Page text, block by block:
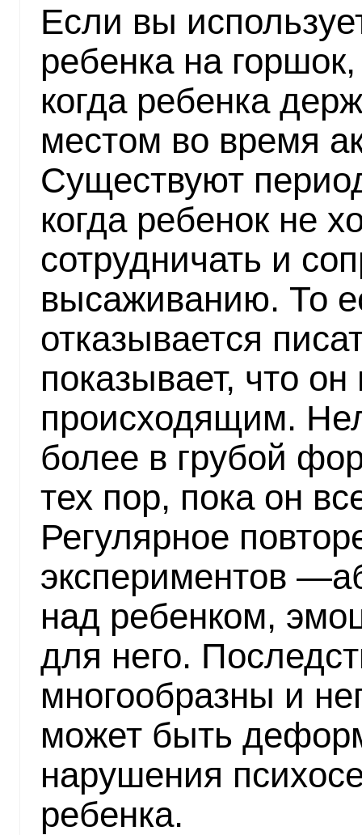
Если вы
ребенка на
когда ребенка
местом во время
Существуют
когда ребенок не
сотрудничать и
высаживанию. То
отказывается
показывает, что
происходящим.
более в грубой
тех пор, пока он
Регулярное
экспериментов
над ребенком,
для него.
многообразны и
может быть
нарушения
ребенка.